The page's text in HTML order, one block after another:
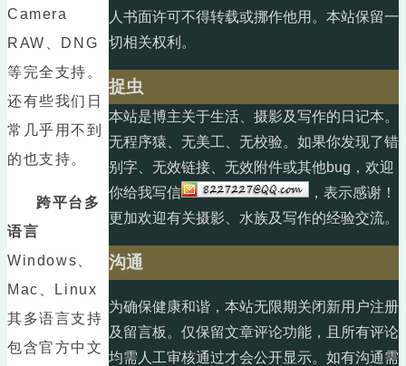
Camera
RAW、DNG
等完全支持。
还有些我们日
常几乎用不到
的也支持。
跨平台多
语言
Windows、
Mac、Linux
其多语言支持
包含官方中文
人书面许可不得转载或挪作他用。本站保留一
切相关权利。
捉虫
本站是博主关于生活、摄影及写作的日记本。
无程序猿、无美工、无校验。如果你发现了错
别字、无效链接、无效附件或其他bug，欢迎
你给我写信
，表示感谢！
更加欢迎有关摄影、水族及写作的经验交流。
沟通
为确保健康和谐，本站无限期关闭新用户注册
及留言板。仅保留文章评论功能，且所有评论
均需人工审核通过才会公开显示。如有沟通需